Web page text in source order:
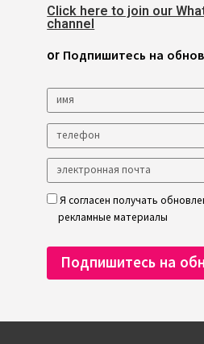
Click here to join our
channel
or Подпишитесь на
Я согласен получать
рекламные материалы